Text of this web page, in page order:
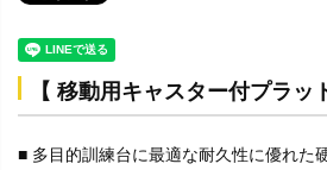
【 移動用キャスター付プラッ
■ 多目的訓練台に最適な耐久性に優れた